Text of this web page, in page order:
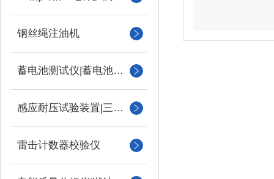
钢丝绳注油机
蓄电池测试仪|蓄电池充放电测试仪
感应耐压试验装置|三倍频
雷击计数器校验仪